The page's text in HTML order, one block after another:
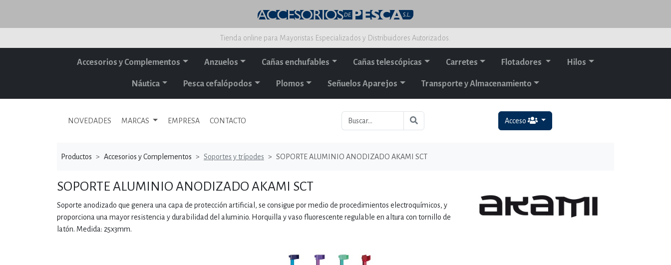
Tienda online para Mayoristas Especializados y Distribuidores Autorizados.
Accesorios y Complementos Anzuelos Cañas enchufables Cañas telescópicas Carretes Flotadores Hilos
Náutica Pesca cefalópodos Plomos Señuelos Aparejos Transporte y Almacenamiento
NOVEDADES MARCAS EMPRESA CONTACTO Acceso
Productos Accesorios y Complementos Soportes y trípodes SOPORTE ALUMINIO ANODIZADO AKAMI SCT
SOPORTE ALUMINIO ANODIZADO AKAMI SCT
Soporte anodizado que genera una capa de protección artificial, se consigue por medio de procedimientos electroquímicos, y
proporciona una mayor resistencia y durabilidad del aluminio. Horquilla y vaso fluorescente regulable en altura con tornillo de
latón. Medida: 25x3mm.